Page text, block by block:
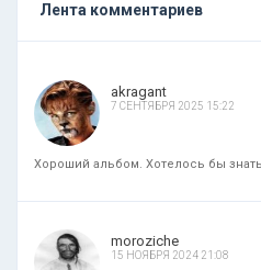
Лента комментариев
akragant
7 СЕНТЯБРЯ 2025 15:22
Хороший альбом. Хотелось бы
moroziche
15 НОЯБРЯ 2024 21:08